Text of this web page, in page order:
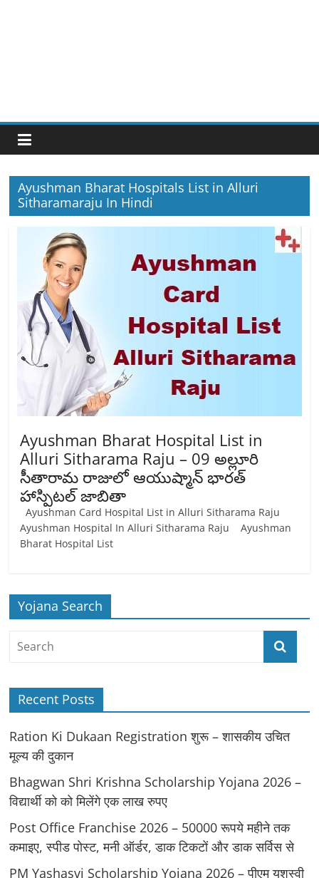
Ayushman Bharat Hospitals List in Alluri
Sitharamaraju In Hindi
Ayushman Bharat Hospital List in
Alluri Sitharama Raju – 09 అల్లూరి
సీతారామ రాజులో ఆయుష్మాన్ భారత్
హాస్పిటల్ జాబితా
Ayushman Card Hospital List in Alluri Sitharama Raju
Ayushman Hospital In Alluri Sitharama Raju Ayushman
Bharat Hospital List
Yojana Search
Recent Posts
Ration Ki Dukaan Registration शुरू – शासकीय उचित
मूल्य की दुकान
Bhagwan Shri Krishna Scholarship Yojana 2026 –
विद्यार्थी को को मिलेंगे एक लाख रुपए
Post Office Franchise 2026 – 50000 रूपये महीने तक
कमाइए, स्पीड पोस्ट, मनी ऑर्डर, डाक टिकटों और डाक सर्विस से
PM Yashasvi Scholarship Yojana 2026 – पीएम यशस्वी